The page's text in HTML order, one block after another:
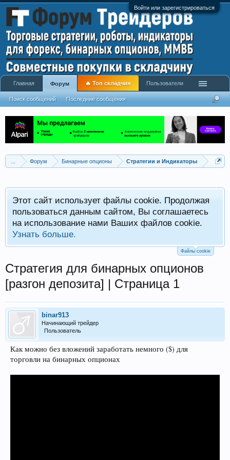
Войти или зарегистрироваться
Форум Бинарные опционы Стратегии и Индикаторы
Этот сайт использует файлы cookie. Продолжая
пользоваться данным сайтом, Вы соглашаетесь
на использование нами Ваших файлов cookie.
Узнать больше.
Файлы cookie
Стратегия для бинарных опционов
[разгон депозита] | Страница 1
binar913
Начинающий трейдер
Пользователь
Как можно без вложений заработать немного ($) для
торговли на бинарных опционах
Главная Форум
Поиск сообщений Последние сообщения
🔥 Топ складчин Пользователи